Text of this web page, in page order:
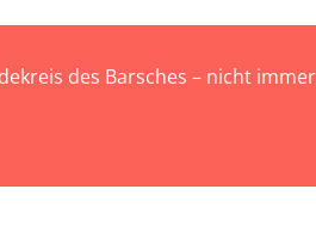
des Barsches – nicht